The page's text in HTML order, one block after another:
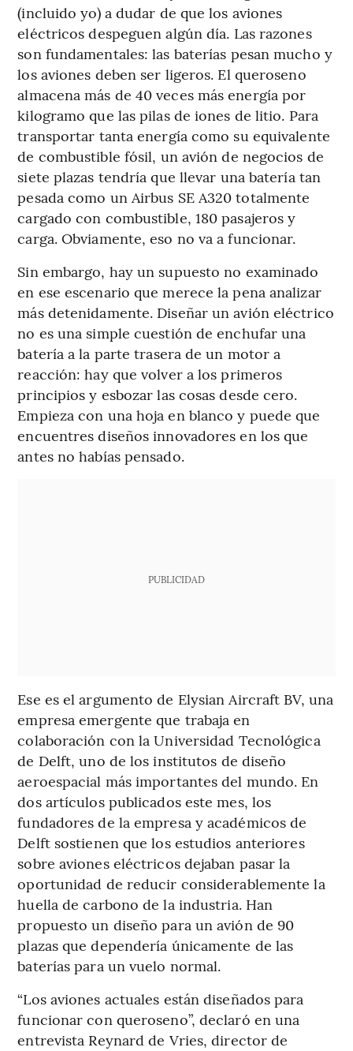
(incluido yo) a dudar de que los aviones
eléctricos despeguen algún día. Las razones
son fundamentales: las baterías pesan mucho y
los aviones deben ser ligeros. El queroseno
almacena más de 40 veces más energía por
kilogramo que las pilas de iones de litio. Para
transportar tanta energía como su equivalente
de combustible fósil, un avión de negocios de
siete plazas tendría que llevar una batería tan
pesada como un Airbus SE A320 totalmente
cargado con combustible, 180 pasajeros y
carga. Obviamente, eso no va a funcionar.
Sin embargo, hay un supuesto no examinado
en ese escenario que merece la pena analizar
más detenidamente. Diseñar un avión eléctrico
no es una simple cuestión de enchufar una
batería a la parte trasera de un motor a
reacción: hay que volver a los primeros
principios y esbozar las cosas desde cero.
Empieza con una hoja en blanco y puede que
encuentres diseños innovadores en los que
antes no habías pensado.
PUBLICIDAD
Ese es el argumento de Elysian Aircraft BV, una
empresa emergente que trabaja en
colaboración con la Universidad Tecnológica
de Delft, uno de los institutos de diseño
aeroespacial más importantes del mundo. En
dos artículos publicados este mes, los
fundadores de la empresa y académicos de
Delft sostienen que los estudios anteriores
sobre aviones eléctricos dejaban pasar la
oportunidad de reducir considerablemente la
huella de carbono de la industria. Han
propuesto un diseño para un avión de 90
plazas que dependería únicamente de las
baterías para un vuelo normal.
“Los aviones actuales están diseñados para
funcionar con queroseno”, declaró en una
entrevista Reynard de Vries, director de